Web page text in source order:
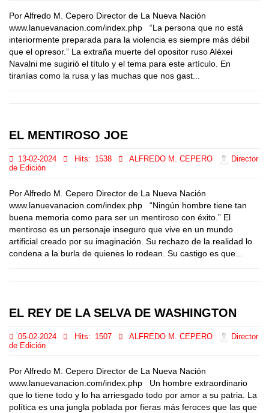
Por Alfredo M. Cepero Director de La Nueva Nación
www.lanuevanacion.com/index.php “La persona que no está
interiormente preparada para la violencia es siempre más débil
que el opresor.” La extraña muerte del opositor ruso Aléxei
Navalni me sugirió el título y el tema para este artículo. En
tiranías como la rusa y las muchas que nos gast...
EL MENTIROSO JOE
13-02-2024 Hits: 1538 ALFREDO M. CEPERO
Director
de Edición
Por Alfredo M. Cepero Director de La Nueva Nación
www.lanuevanacion.com/index.php “Ningún hombre tiene tan
buena memoria como para ser un mentiroso con éxito.” El
mentiroso es un personaje inseguro que vive en un mundo
artificial creado por su imaginación. Su rechazo de la realidad lo
condena a la burla de quienes lo rodean. Su castigo es que...
EL REY DE LA SELVA DE WASHINGTON
05-02-2024 Hits: 1507 ALFREDO M. CEPERO
Director
de Edición
Por Alfredo M. Cepero Director de La Nueva Nación
www.lanuevanacion.com/index.php Un hombre extraordinario
que lo tiene todo y lo ha arriesgado todo por amor a su patria. La
política es una jungla poblada por fieras más feroces que las que